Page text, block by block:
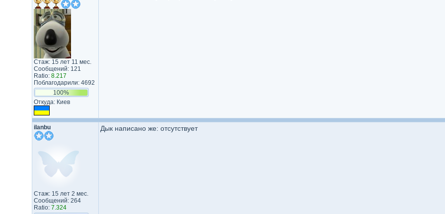
Стаж: 15 лет 11 мес.
Сообщений: 121
Ratio: 8.217
Поблагодарили: 4692
100%
Откуда: Киев
ilanbu
Стаж: 15 лет 2 мес.
Сообщений: 264
Ratio: 7.324
Дык написано же: отсутствует